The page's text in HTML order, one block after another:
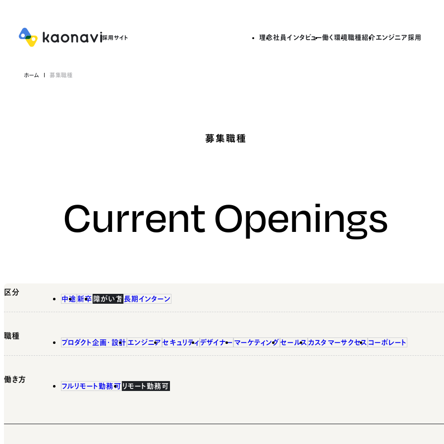
理念社員インタビュー働く環境職種紹介エンジニア採用
ホーム 募集職種
募集職種
Current Openings
区分
中途 新卒 障がい者 長期インターン
職種
プロダクト企画・設計 エンジニア セキュリティ デザイナー マーケティング セールス カスタマーサクセス コーポレート
働き方
フルリモート勤務可 リモート勤務可